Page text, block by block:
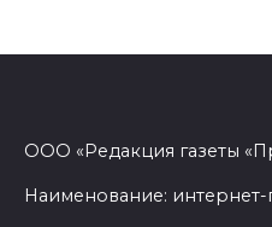
ООО «Редакция газеты
Наименование: интернет-